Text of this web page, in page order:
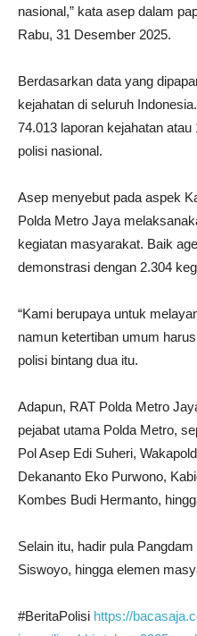
nasional,” kata asep dalam
Rabu, 31 Desember 2025.
Berdasarkan data yang
kejahatan di seluruh
74.013 laporan kejahatan
polisi nasional.
Asep menyebut pada aspek
Polda Metro Jaya
kegiatan masyarakat. Baik
demonstrasi dengan 2.304
“Kami berupaya untuk
namun ketertiban umum
polisi bintang dua itu.
Adapun, RAT Polda Metro
pejabat utama Polda Metro,
Pol Asep Edi Suheri,
Dekananto Eko Purwono,
Kombes Budi Hermanto,
Selain itu, hadir pula
Siswoyo, hingga elemen
#BeritaPolisi https://